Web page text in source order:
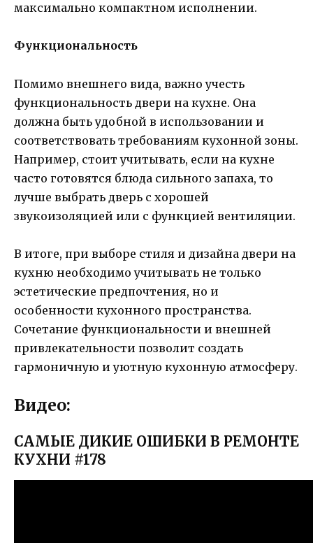
максимально компактном исполнении.
Функциональность
Помимо внешнего вида, важно учесть
функциональность двери на кухне. Она
должна быть удобной в использовании и
соответствовать требованиям кухонной зоны.
Например, стоит учитывать, если на кухне
часто готовятся блюда сильного запаха, то
лучше выбрать дверь с хорошей
звукоизоляцией или с функцией вентиляции.
В итоге, при выборе стиля и дизайна двери на
кухню необходимо учитывать не только
эстетические предпочтения, но и
особенности кухонного пространства.
Сочетание функциональности и внешней
привлекательности позволит создать
гармоничную и уютную кухонную атмосферу.
Видео:
САМЫЕ ДИКИЕ ОШИБКИ В РЕМОНТЕ
КУХНИ #178